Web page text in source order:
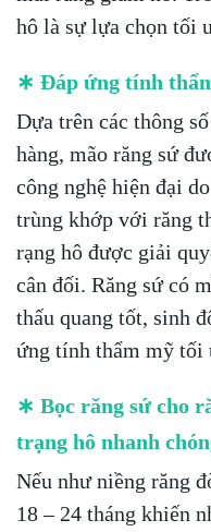
hô là sự lựa chọn tối
∗ Đáp ứng tính
Dựa trên các thông
hàng, mão răng sứ
công nghệ hiện đại
trùng khớp với răng
rạng hô được giải
cân đối. Răng sứ có
thấu quang tốt, sinh
ứng tính thẩm mỹ tối
∗ Bọc răng sứ cho
trạng hô nhanh
Nếu như niềng răng
18 – 24 tháng khiến